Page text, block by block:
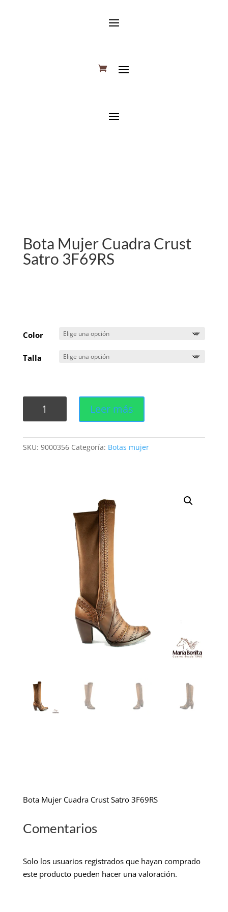
Bota Mujer Cuadra Crust
Satro 3F69RS
Color
Talla
Crust
Satro
Leer más
SKU: 9000356 Categoría: Botas mujer
Bota Mujer Cuadra Crust Satro 3F69RS
Comentarios
Solo los usuarios registrados que hayan comprado
este producto pueden hacer una valoración.